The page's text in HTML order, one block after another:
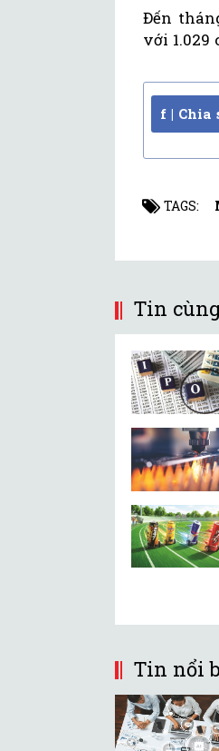
Đến
với 1.029
f | Chia
TAGS:
Tin
Tin nổi